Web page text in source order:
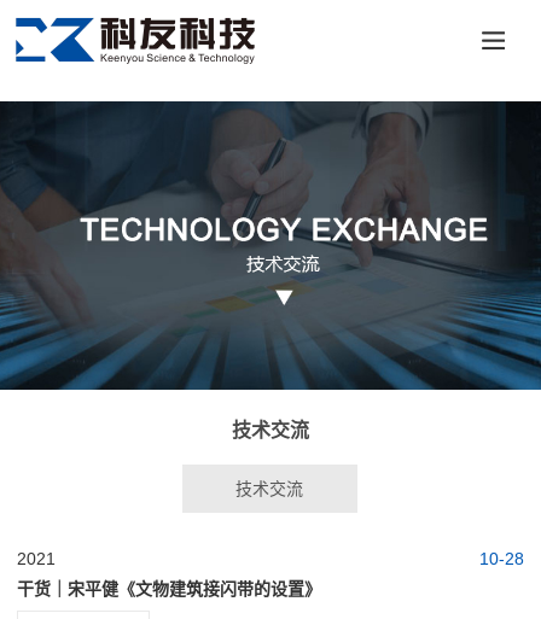
技术交流
技术交流
10-28
2021
干货｜宋平健《文物建筑接闪带的设置》